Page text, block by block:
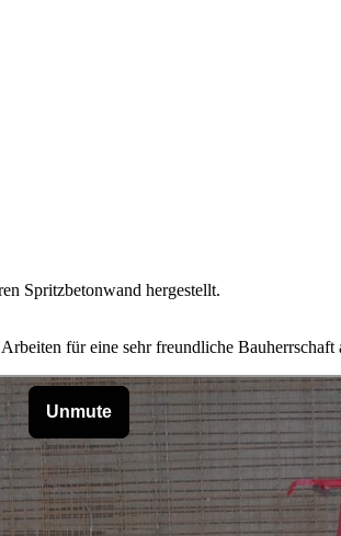
Spritzbetonwand hergestellt.
für eine sehr freundliche Bauherrschaft